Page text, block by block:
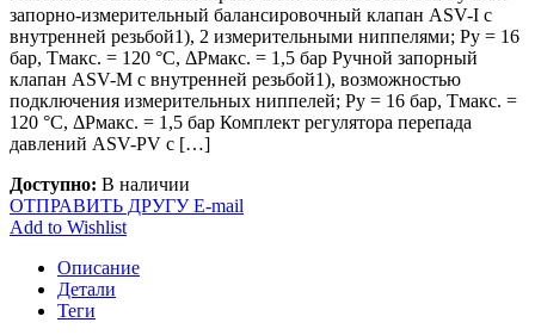
запорно-измерительный балансировочный клапан ASV-I с
внутренней резьбой1), 2 измерительными ниппелями; Ру = 16
бар, Тмакс. = 120 °С, ΔРмакс. = 1,5 бар Ручной запорный
клапан ASV-М с внутренней резьбой1), возможностью
подключения измерительных ниппелей; Ру = 16 бар, Тмакс. =
120 °С, ΔРмакс. = 1,5 бар Комплект регулятора перепада
давлений ASV-PV с […]
Доступно: В наличии
ОТПРАВИТЬ ДРУГУ E-mail
Add to Wishlist
Описание
Детали
Теги